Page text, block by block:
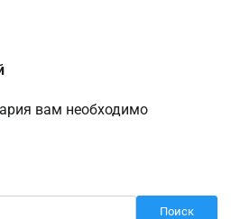
вам необходимо
Поиск